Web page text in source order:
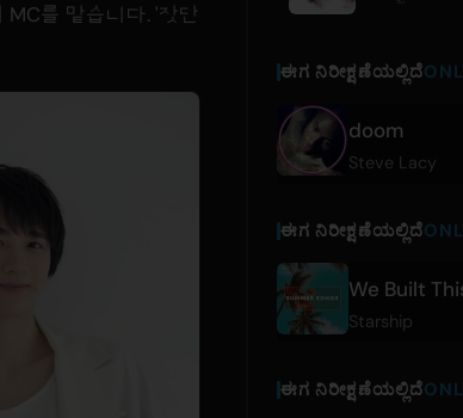
를 맡습니다. '잣단
ಈಗ ನಿರೀಕ್ಷಣೆಯಲ್ಲಿದೆ
doom
Steve Lacy
ಈಗ ನಿರೀಕ್ಷಣೆಯಲ್ಲಿದೆ
We Built
Starship
ಈಗ ನಿರೀಕ್ಷಣೆಯಲ್ಲಿದೆ